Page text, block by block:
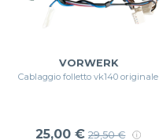
VORWERK
Cablaggio folletto vk140 originale
25,00 € 29,50 €